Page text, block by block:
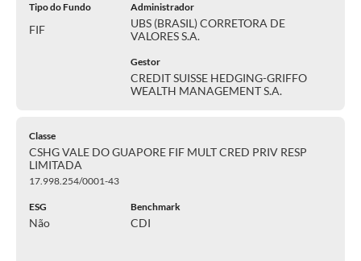
Tipo do Fundo
FIF
Administrador
UBS (BRASIL) CORRETORA DE
VALORES S.A.
Gestor
CREDIT SUISSE HEDGING-GRIFFO
WEALTH MANAGEMENT S.A.
Classe
CSHG VALE DO GUAPORE FIF MULT CRED PRIV RESP
LIMITADA
17.998.254/0001-43
ESG
Não
Benchmark
CDI